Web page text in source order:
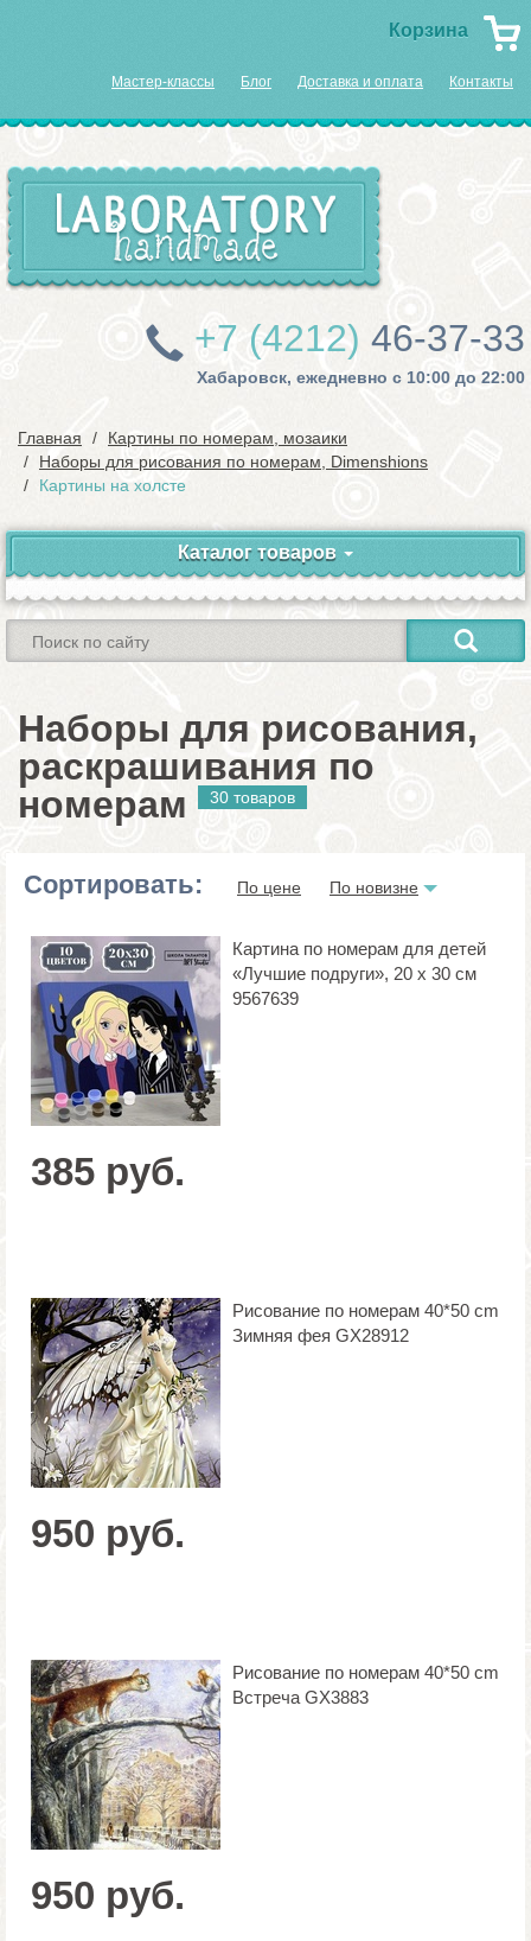
Корзина
Мастер-классы Блог Доставка и оплата Контакты
+7 (4212) 46-37-33
Хабаровск, ежедневно с 10:00 до 22:00
Главная
Картины по номерам, мозаики
Наборы для рисования по номерам, Dimenshions
Картины на холсте
Каталог товаров
Наборы для рисования,
раскрашивания по
номерам
30 товаров
Сортировать: По цене По новизне
Картина по номерам для детей
«Лучшие подруги», 20 х 30 см
9567639
385 руб.
Рисование по номерам 40*50 cm
Зимняя фея GX28912
950 руб.
Рисование по номерам 40*50 cm
Встреча GX3883
950 руб.